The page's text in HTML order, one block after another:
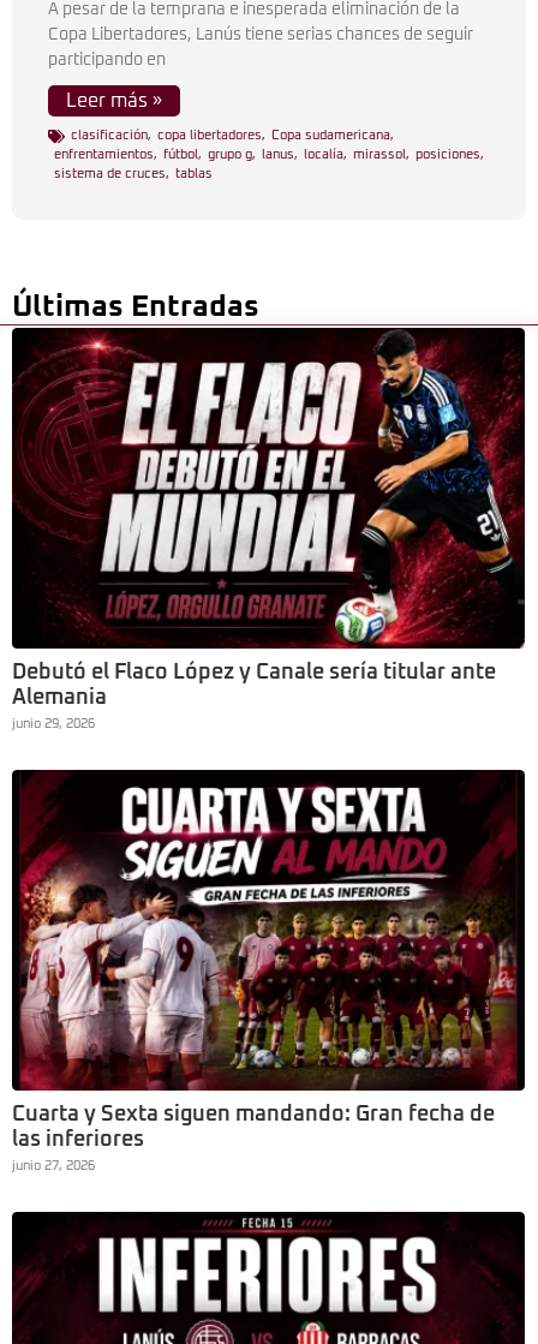
A pesar de la temprana e inesperada eliminación de la
Copa Libertadores, Lanús tiene serias chances de seguir
participando en
Leer más »
clasificación, copa libertadores, Copa sudamericana,
enfrentamientos, fútbol , grupo g, lanus, localía, mirassol , posiciones,
sistema de cruces, tablas
Últimas Entradas
Debutó el Flaco López y Canale sería titular ante
Alemania
junio 29, 2026
Cuarta y Sexta siguen mandando: Gran fecha de
las inferiores
junio 27, 2026